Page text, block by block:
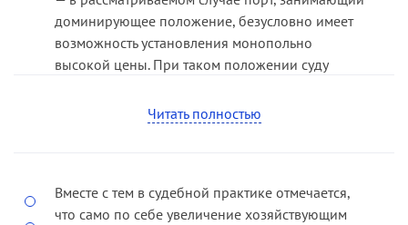
цен, устанавливаемых в тот же период времени
этим или другими хозяйствующими субъектами
на иных (с точки зрения географических границ)
товарных рынках, характеризующихся более
биржевых индикаторов.
наличие сопоставимого рынка. Во всех
остальных случаях необходимо применять
доминирующее положение, безусловно имеет
возможность установления монопольно
высокой цены. При таком положении суду
обсуждение сторон вопрос о назначении
экспертизы для установления того, не является
обоснованной цены.
Читать полностью
Вместе с тем в судебной практике отмечается,
что само по себе увеличение хозяйствующим